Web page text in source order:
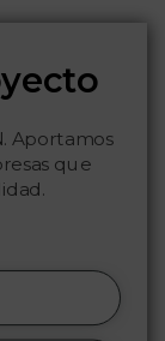
Aportamos
que